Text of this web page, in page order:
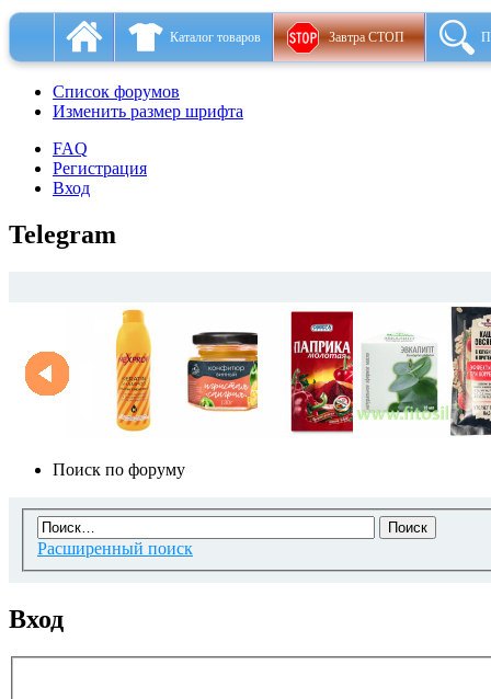
Каталог товаров Завтра СТОП
Список форумов
Изменить размер шрифта
FAQ
Регистрация
Вход
Telegram
Поиск по форуму
Расширенный поиск
Вход